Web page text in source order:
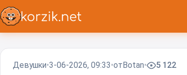
Девушки 3-06-2026, 09:33 от Вotan 5 122